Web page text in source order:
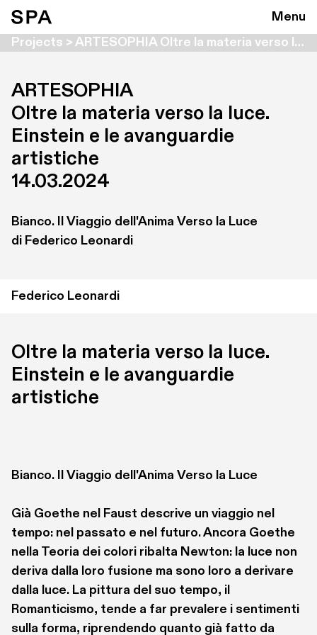
Menu
Projects > ARTESOPHIA Oltre la materia verso la luce. Einstein e le avanguardie artistiche
ARTESOPHIA
Oltre la materia verso la luce.
Einstein e le avanguardie
artistiche
14.03.2024
Bianco. Il Viaggio dell'Anima Verso la Luce
di Federico Leonardi
Federico Leonardi
Oltre la materia verso la luce.
Einstein e le avanguardie
artistiche
Bianco. Il Viaggio dell'Anima Verso la Luce
Già Goethe nel Faust descrive un viaggio nel
tempo: nel passato e nel futuro. Ancora Goethe
nella Teoria dei colori ribalta Newton: la luce non
deriva dalla loro fusione ma sono loro a derivare
dalla luce. La pittura del suo tempo, il
Romanticismo, tende a far prevalere i sentimenti
sulla forma, riprendendo quanto già fatto da